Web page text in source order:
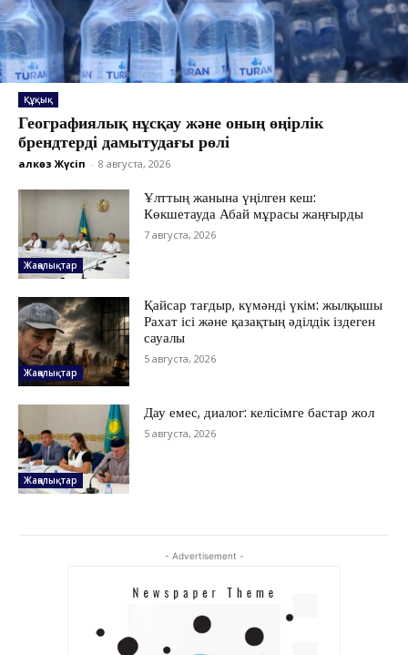
ЖАҢАЛЫҚТАР
ОҚИҒА
КӨЗҚАРАС
ЗЕРТТЕУ
Құқық
Географиялық нұсқау және оның өңірлік
брендтерді дамытудағы рөлі
Қалкөз Жүсіп - 8 августа, 2026
Жаңалықтар
Ұлттың жанына үңілген кеш:
Көкшетауда Абай мұрасы жаңғырды
7 августа, 2026
Жаңалықтар
Қайсар тағдыр, күмәнді үкім: жылқышы
Рахат ісі және қазақтың әділдік іздеген
сауалы
5 августа, 2026
Жаңалықтар
Дау емес, диалог: келісімге бастар жол
5 августа, 2026
- Advertisement -